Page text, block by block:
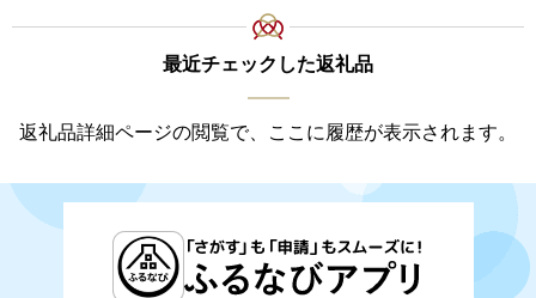
最近チェックした返礼品
返礼品詳細ページの閲覧で、ここに履歴が表示されます。